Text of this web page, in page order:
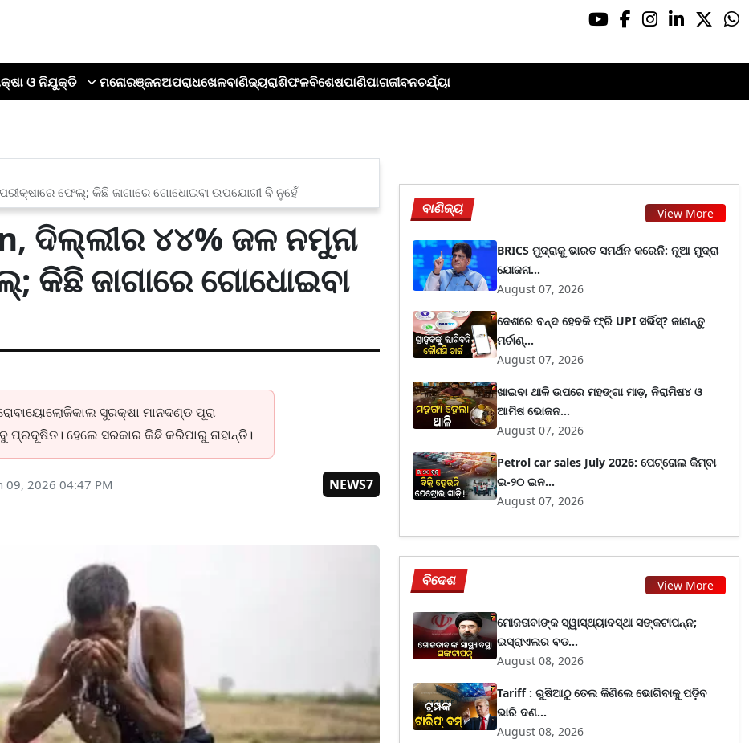
ଓ ନିଯୁକ୍ତି ମନୋରଞ୍ଜନଅପରାଧଖେଳବାଣିଜ୍ୟରାଶିଫଳବିଶେଷପାଣିପାଗଜୀବନଚର୍ଯ୍ୟା
ଫେଲ୍; କିଛି ଜାଗାରେ ଗୋଧୋଇବା ଉପଯୋଗୀ ବି ନୁହେଁ
ଦିଲ୍ଲୀର ୪୪% ଜଳ ନମୁନା
କିଛି ଜାଗାରେ ଗୋଧୋଇବା
ସୁରକ୍ଷା ମାନଦଣ୍ଡ ପୂରା
ହେଲେ ସରକାର କିଛି କରିପାରୁ ନାହାନ୍ତି।
09, 2026 04:47 PM
NEWS7
ବାଣିଜ୍ୟ View More
BRICS ମୁଦ୍ରାକୁ ଭାରତ ସମର୍ଥନ କରେନି: ନୂଆ ମୁଦ୍ରା
ଯୋଜନା...
August 07, 2026
ଦେଶରେ ବନ୍ଦ ହେବକି ଫ୍ରି UPI ସର୍ଭିସ୍? ଜାଣନ୍ତୁ
ମର୍ଚାଣ୍...
August 07, 2026
ଖାଇବା ଥାଳି ଉପରେ ମହଙ୍ଗା ମାଡ଼, ନିରାମିଷ୪ ଓ
ଆମିଷ ଭୋଜନ...
August 07, 2026
Petrol car sales July 2026: ପେଟ୍ରୋଲ କିମ୍ବା
ଇ-୨୦ ଇନ...
August 07, 2026
ବିଦେଶ View More
ମୋଜତାବାଙ୍କ ସ୍ୱାସ୍ଥ୍ୟାବସ୍ଥା ସଙ୍କଟାପନ୍ନ;
ଇସ୍ରାଏଲର ବଡ...
August 08, 2026
Tariff : ରୁଷିଆଠୁ ତେଲ କିଣିଲେ ଭୋଗିବାକୁ ପଡ଼ିବ
ଭାରି ଦଣ...
August 08, 2026